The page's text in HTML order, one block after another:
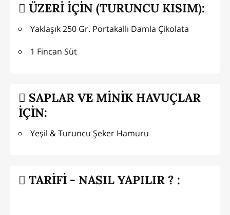
ÜZERİ İÇİN (TURUNCU KISIM):
Yaklaşık 250 Gr. Portakallı Damla Çikolata
1 Fincan Süt
SAPLAR VE MİNİK HAVUÇLAR
İÇİN:
Yeşil & Turuncu Şeker Hamuru
TARİFİ - NASIL YAPILIR ? :